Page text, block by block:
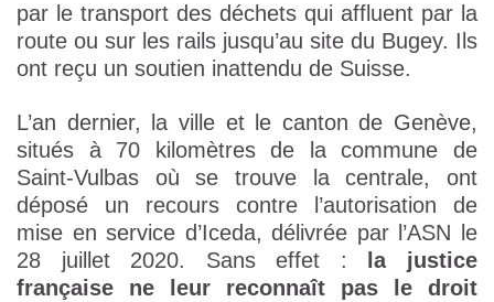
par le transport des déchets qui affluent par la
route ou sur les rails jusqu’au site du Bugey. Ils
ont reçu un soutien inattendu de Suisse.
L’an dernier, la ville et le canton de Genève,
situés à 70 kilomètres de la commune de
Saint-Vulbas où se trouve la centrale, ont
déposé un recours contre l’autorisation de
mise en service d’Iceda, délivrée par l’ASN le
28 juillet 2020. Sans effet :
la justice
française ne leur reconnaît pas le droit